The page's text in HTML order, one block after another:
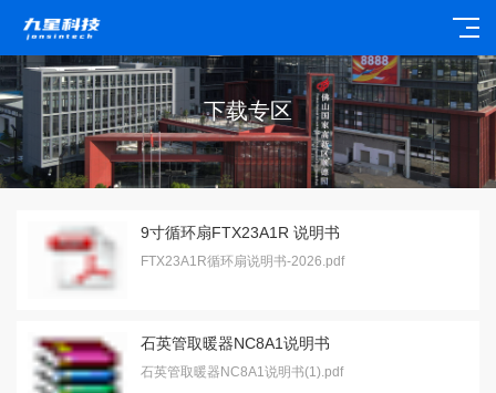
下载专区
9寸循环扇FTX23A1R 说明书
FTX23A1R循环扇说明书-2026.pdf
石英管取暖器NC8A1说明书
石英管取暖器NC8A1说明书(1).pdf